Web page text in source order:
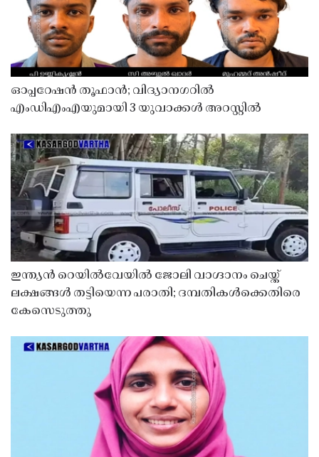
ഓപ്പറേഷൻ തൂഫാൻ; വിദ്യാനഗറിൽ
എംഡിഎംഎയുമായി 3 യുവാക്കൾ അറസ്റ്റിൽ
ഇന്ത്യൻ റെയിൽവേയിൽ ജോലി വാഗ്ദാനം ചെയ്ത്
ലക്ഷങ്ങൾ തട്ടിയെന്ന പരാതി; ദമ്പതികൾക്കെതിരെ
കേസെടുത്തു